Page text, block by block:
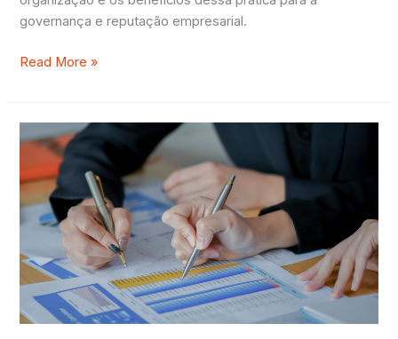
governança e reputação empresarial.
Read More »
Como
planejar
auditorias
de
SGI